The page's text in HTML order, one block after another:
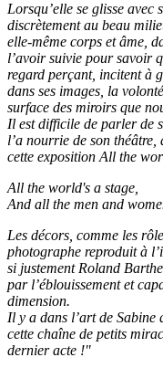
Lorsqu’elle se glisse avec
discrètement au beau
elle-même corps et âme,
l’avoir suivie pour savoir
regard perçant, incitent à
dans ses images, la
surface des miroirs que
Il est difficile de parler de
l’a nourrie de son
cette exposition All the
All the world's a stage,
And all the men and
Les décors, comme les
photographe reproduit à
si justement Roland
par l’éblouissement et
dimension.
Il y a dans l’art de Sabine
cette chaîne de petits
dernier acte !"